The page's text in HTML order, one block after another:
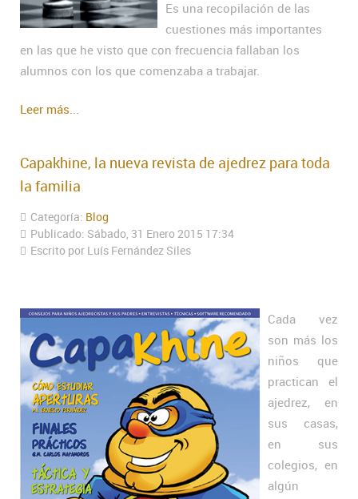
Es una recopilación de las
cuestiones más importantes
en las que he visto que con frecuencia fallaban los
alumnos con los que comenzaba a trabajar.
Leer más...
Capakhine, la nueva revista de ajedrez para toda
la familia
Categoría: Blog
Publicado: Sábado, 31 Enero 2015 17:34
Escrito por Luís Fernández Siles
Cada vez
son más los
niños que
practican el
ajedrez, en
sus casas,
en sus
colegios, en
algún